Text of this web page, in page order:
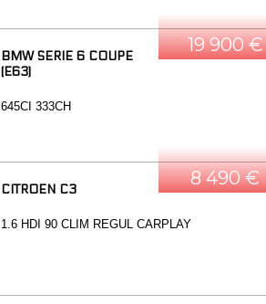
19 900 €
BMW SERIE 6 COUPE
(E63)
645CI 333CH
8 490 €
CITROEN C3
1.6 HDI 90 CLIM REGUL CARPLAY